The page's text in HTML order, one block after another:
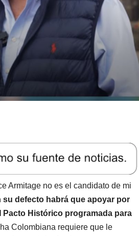
Armitage no es el candidato de mi
su defecto habrá que apoyar por
Histórico programada para
Colombiana requiere que le